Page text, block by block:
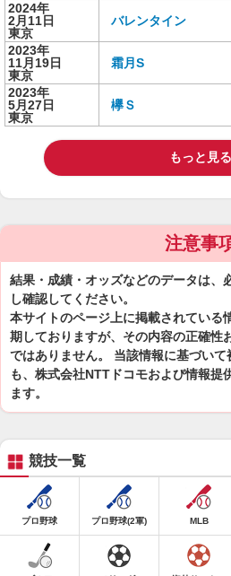
2024年
2月11日
東京
バレンタイン
2023年
11月19日
東京
霜月S
2023年
5月27日
東京
欅Ｓ
もっと見る
注意事
結果・成績・オッズなどのデータは、
し確認してください。
本サイトのページ上に掲載されている
期しておりますが、その内容の正確性
ではありません。 当該情報に基づい
も、株式会社NTTドコモおよび情報提
ます。
競技一覧
プロ野球 プロ野球(2軍) MLB